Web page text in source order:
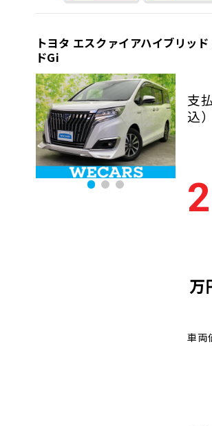
トヨタ エスクァイアハイブリッ
ドGi
支
込）
万
車両